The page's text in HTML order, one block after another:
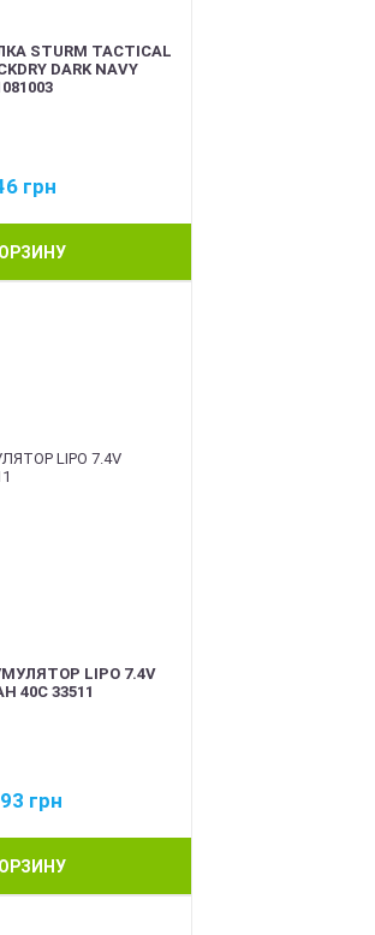
STURM TACTICAL
DARK NAVY
грн
LIPO 7.4V
40C 33511
грн